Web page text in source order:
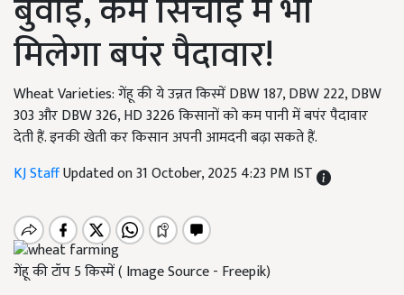
मिलेगा बपंर पैदावार!
Wheat Varieties: गेंहू की ये उन्नत किस्में DBW 187, DBW 222, DBW
303 और DBW 326, HD 3226 किसानों को कम पानी में बपंर पैदावार
देती हैं. इनकी खेती कर किसान अपनी आमदनी बढ़ा सकते हैं.
KJ StaffUpdated on 31 October, 2025 4:23 PM IST
गेंहू की टॉप 5 किस्में ( Image Source - Freepik)